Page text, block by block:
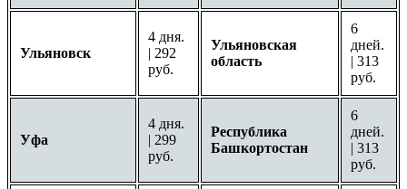
Ульяновск
4 дня.
| 292
руб.
Ульяновская
область
6
дней.
| 313
руб.
Уфа
4 дня.
| 299
руб.
Республика
Башкортостан
6
дней.
| 313
руб.